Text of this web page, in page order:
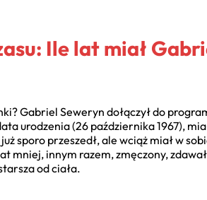
Ile lat miał
Gabriel Seweryn dołączył do
urodzenia (26 października 1967),
sporo przeszedł, ale wciąż miał w
mniej, innym razem, zmęczony,
od ciała.